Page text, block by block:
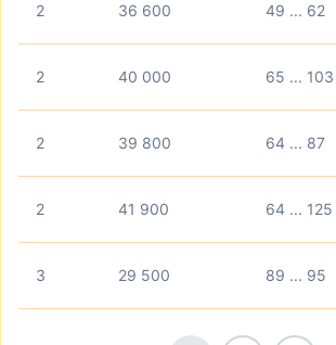
2 36 600 49 ... 62
2 40 000 65 ... 103
2 39 800 64 ... 87
2 41 900 64 ... 125
3 29 500 89 ... 95